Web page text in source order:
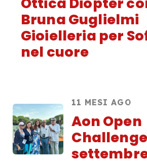
Bruna Guglielmi
Gioielleria per
nel cuore
11 MESI AGO
Aon Open